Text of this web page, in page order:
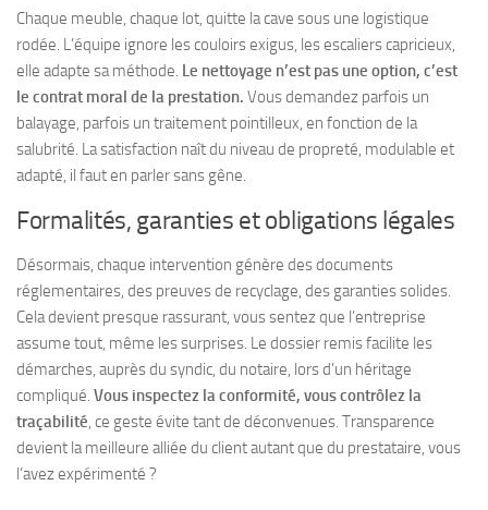
Chaque meuble, chaque lot, quitte la cave sous une logistique
rodée. L’équipe ignore les couloirs exigus, les escaliers capricieux,
elle adapte sa méthode. Le nettoyage n’est pas une option, c’est
le contrat moral de la prestation. Vous demandez parfois un
balayage, parfois un traitement pointilleux, en fonction de la
salubrité. La satisfaction naît du niveau de propreté, modulable et
adapté, il faut en parler sans gêne.
Formalités, garanties et obligations légales
Désormais, chaque intervention génère des documents
réglementaires, des preuves de recyclage, des garanties solides.
Cela devient presque rassurant, vous sentez que l’entreprise
assume tout, même les surprises. Le dossier remis facilite les
démarches, auprès du syndic, du notaire, lors d’un héritage
compliqué. Vous inspectez la conformité, vous contrôlez la
traçabilité, ce geste évite tant de déconvenues. Transparence
devient la meilleure alliée du client autant que du prestataire, vous
l’avez expérimenté ?